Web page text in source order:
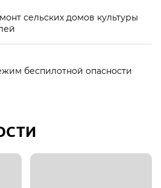
сельских домов культуры
беспилотной опасности